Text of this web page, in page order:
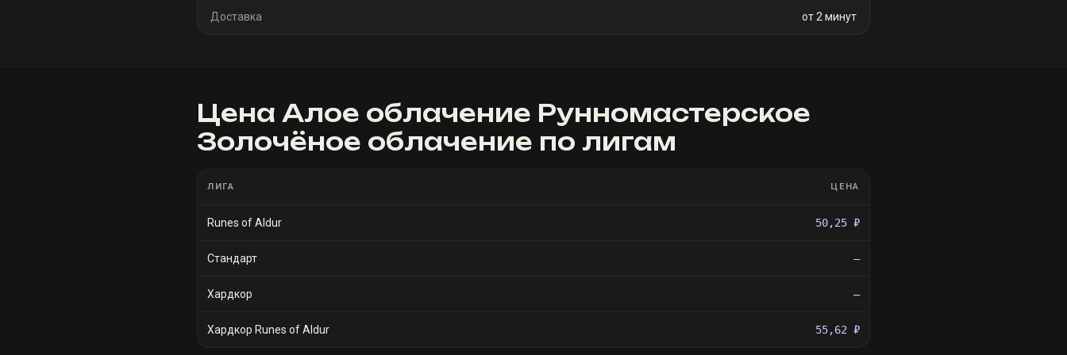
Доставка от 2 минут
Цена Алое облачение Рунномастерское
Золочёное облачение по лигам
ЛИГА ЦЕНА
Runes of Aldur 50,25 ₽
Стандарт —
Хардкор —
Хардкор Runes of Aldur 55,62 ₽